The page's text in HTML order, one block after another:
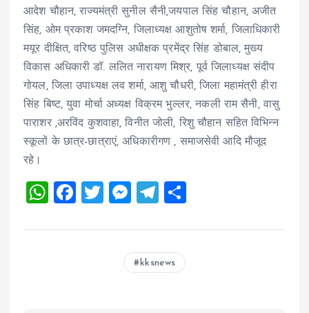
आदेश चौहान, राज्यमंत्री सुनील सैनी,जयपाल सिंह चौहान, अजीत
सिंह, ओम प्रकाश जमदग्नि, जिलाध्यक्ष आशुतोष शर्मा, जिलाधिकारी
मयूर दीक्षित, वरिष्ठ पुलिस अधीक्षक प्रमेंद्र सिंह डोबाल, मुख्य
विकास अधिकारी डॉ. ललित नारायण मिश्र, पूर्व जिलाध्यक्ष संदीप
गोयल, जिला उपाध्यक्ष लव शर्मा, आशु चौधरी, जिला महामंत्री हीरा
सिंह बिष्ट, युवा मोर्चा अध्यक्ष विक्रम भुल्लर, नकली राम सैनी, वासु
पाराशर ,अरविंद कुशवाहा, विनीत जोली, रिशु चौहान सहित विभिन्न
स्कूलों के छात्र-छात्राएं, अधिकारीगण , समाजसेवी आदि मौजूद
रहे।
W
at
F
ce
T
tt
er
M
se
n
T
e
g
a
kksnews